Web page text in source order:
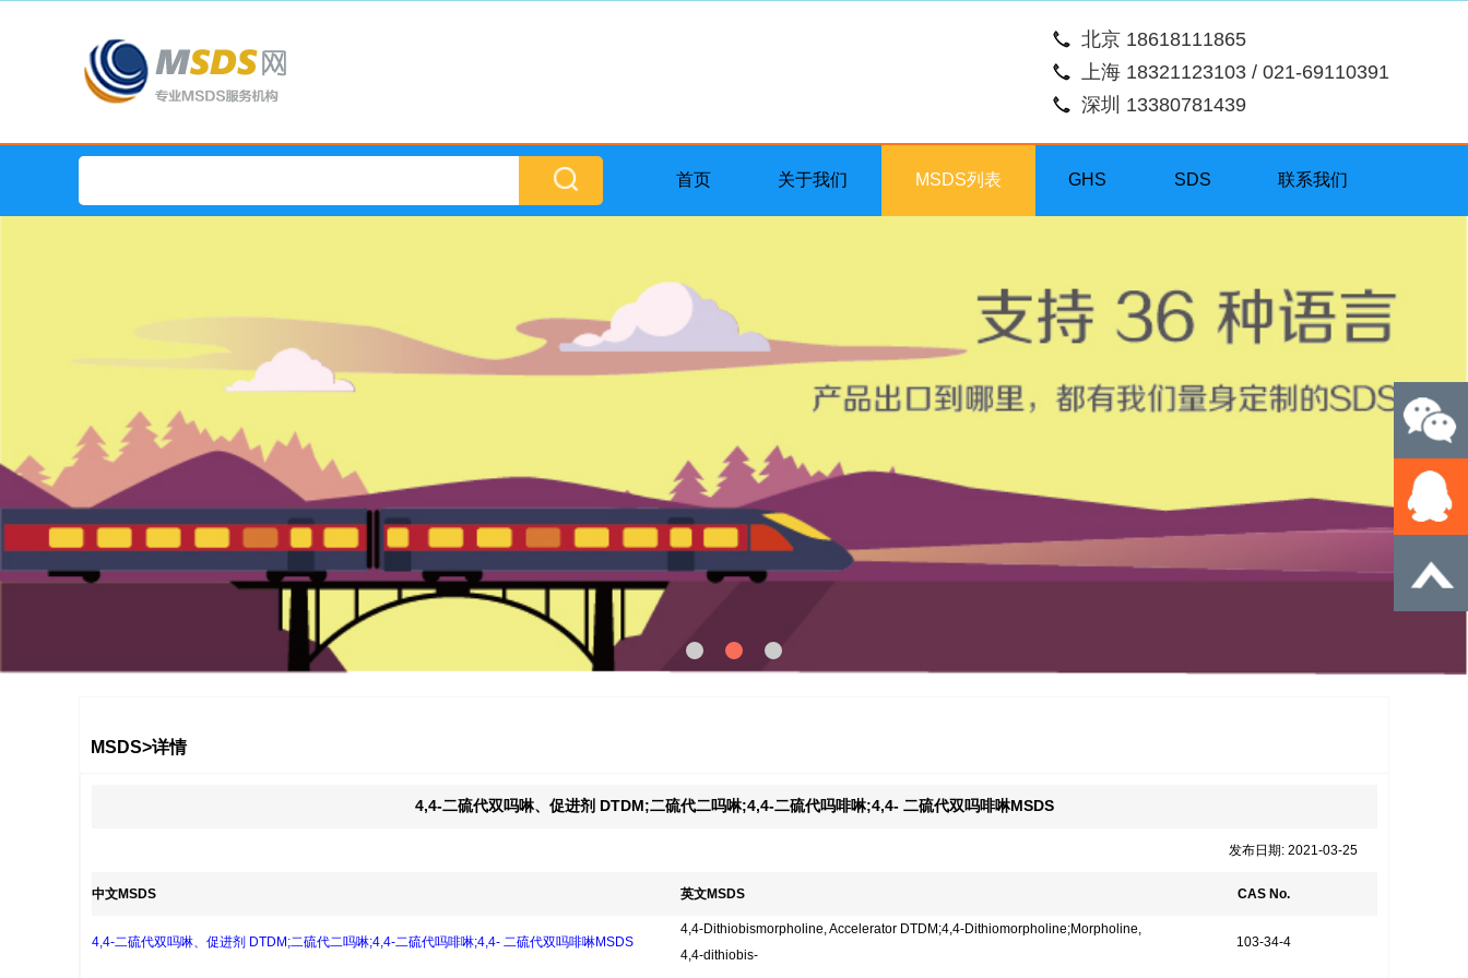
北京 18618111865
上海 18321123103 / 021-69110391
深圳 13380781439
首页 关于我们 MSDS列表 GHS SDS 联系我们
MSDS>详情
4,4-二硫代双吗啉、促进剂 DTDM;二硫代二吗啉;4,4-二硫代吗啡啉;4,4- 二硫代双吗啡啉MSDS
发布日期: 2021-03-25
中文MSDS 英文MSDS CAS No.
4,4-二硫代双吗啉、促进剂 DTDM;二硫代二吗啉;4,4-二硫代吗啡啉;4,4- 二硫代双吗啡啉MSDS
4,4-Dithiobismorpholine, Accelerator DTDM;4,4-Dithiomorpholine;Morpholine,
4,4-dithiobis-
103-34-4